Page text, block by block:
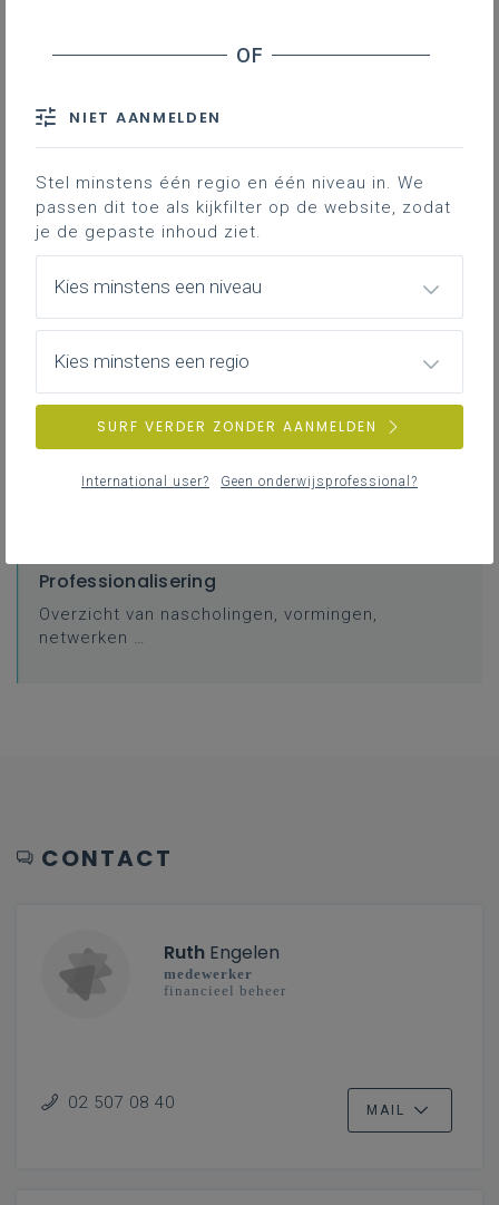
Digiplan-middelen
Kosten van ICT-middelen aanrekenen aan
Professionalisering
Overzicht van nascholingen, vormingen,
netwerken …
CONTACT
Ruth Engelen
medewerker
financieel beheer
02 507 08 40 MAIL
NIET AANMELDEN
Stel minstens één regio en één niveau in. We
passen dit toe als kijkfilter op de website, zodat
je de gepaste inhoud ziet.
Kies minstens een niveau
Kies minstens een regio
SURF VERDER ZONDER AANMELDEN
International user? Geen onderwijsprofessional?